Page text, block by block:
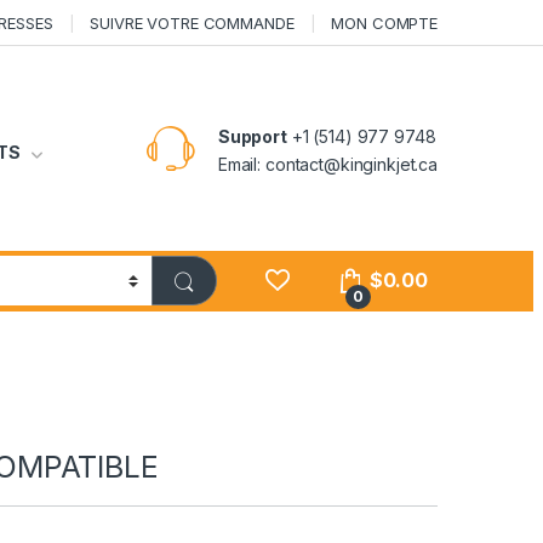
SUIVRE VOTRE COMMANDE MON COMPTE
Support+1 (514) 977 9748
Email: contact@kinginkjet.ca
0
$0.00